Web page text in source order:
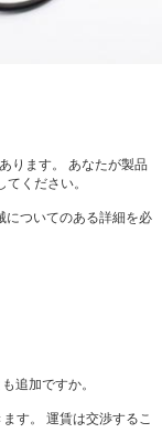
ります。
あなたが製品
ください。
についてのある詳細を必
追加ですか。
す。
運賃は交渉するこ